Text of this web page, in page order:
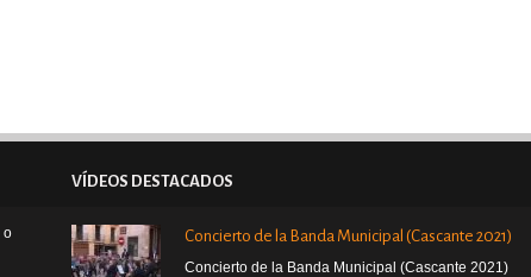
VÍDEOS DESTACADOS
o
Concierto de la Banda Municipal (Cascante 2021)
Concierto de la Banda Municipal (Cascante 2021)